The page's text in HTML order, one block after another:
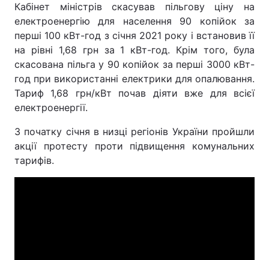
Кабінет міністрів скасував пільгову ціну на
електроенергію для населення 90 копійок за
перші 100 кВт-год з січня 2021 року і встановив її
на рівні 1,68 грн за 1 кВт-год. Крім того, була
скасована пільга у 90 копійок за перші 3000 кВт-
год при використанні електрики для опалювання.
Тариф 1,68 грн/кВт почав діяти вже для всієї
електроенергії.
З початку січня в низці регіонів України пройшли
акції протесту проти підвищення комунальних
тарифів.